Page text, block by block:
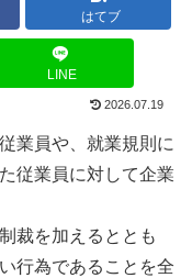
はてブ
LINE
2026.07.19
業員や、就業規則に
従業員に対して企業
裁を加えるととも
行為であることを全